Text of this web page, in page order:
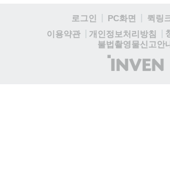
로그인 PC화면 퀵링
이용약관
개인정보처리방침
불법촬영물신고안
(주)
인